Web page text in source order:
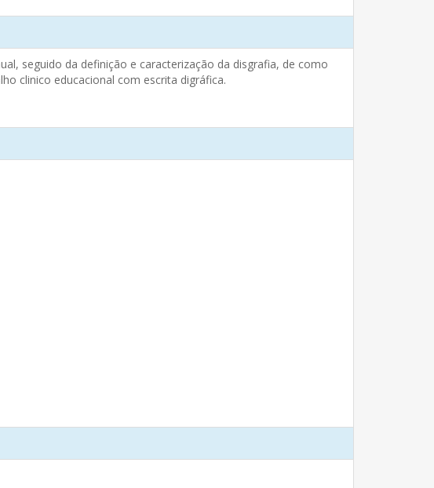
seguido da definição e caracterização da disgrafia, de como
clinico educacional com escrita digráfica.